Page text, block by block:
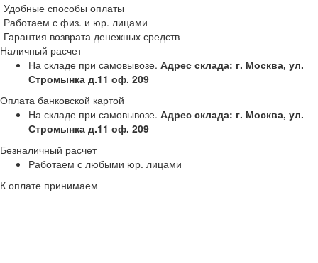
Удобные способы оплаты
Работаем с физ. и юр. лицами
Гарантия возврата денежных средств
Наличный расчет
На складе при самовывозе. Адрес склада: г. Москва, ул.
Стромынка д.11 оф. 209
Оплата банковской картой
На складе при самовывозе. Адрес склада: г. Москва, ул.
Стромынка д.11 оф. 209
Безналичный расчет
Работаем с любыми юр. лицами
К оплате принимаем